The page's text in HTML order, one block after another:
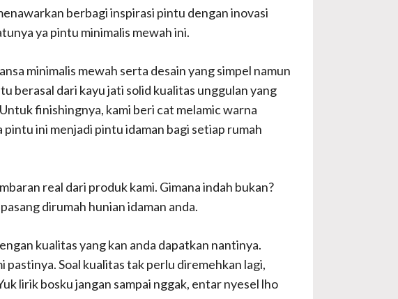
berbagi inspirasi pintu dengan inovasi
ya pintu minimalis mewah ini.
minimalis mewah serta desain yang simpel namun
berasal dari kayu jati solid kualitas unggulan yang
finishingnya, kami beri cat melamic warna
ini menjadi pintu idaman bagi setiap rumah
real dari produk kami. Gimana indah bukan?
dirumah hunian idaman anda.
kualitas yang kan anda dapatkan nantinya.
pastinya. Soal kualitas tak perlu diremehkan lagi,
lirik bosku jangan sampai nggak, entar nyesel lho